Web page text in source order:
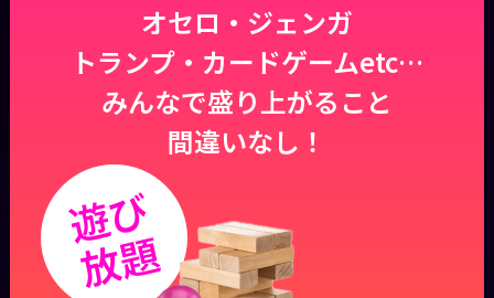
オセロ・ジェンガ
トランプ・カードゲームetc…
みんなで盛り上がること
間違いなし！
遊び
放題